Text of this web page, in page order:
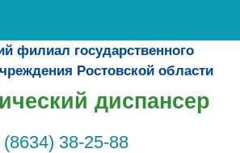
филиал государственного
Ростовской области
диспансер
(8634) 38-25-88